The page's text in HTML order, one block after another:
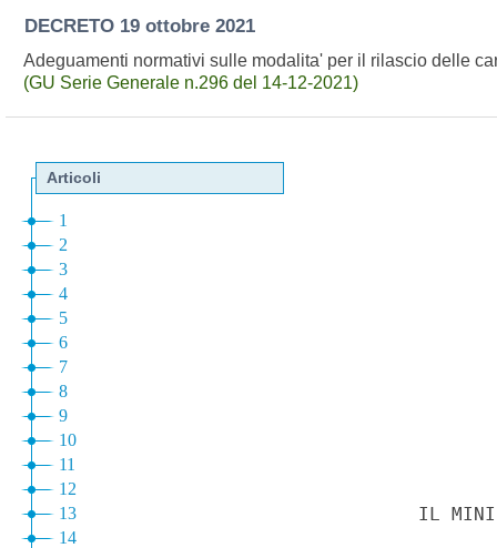
DECRETO 19 ottobre 2021
Adeguamenti normativi sulle modalita' per il rilascio delle
(GU Serie Generale n.296 del 14-12-2021)